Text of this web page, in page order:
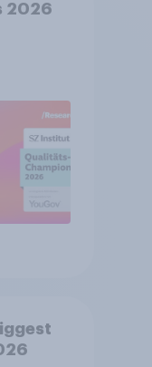
2026